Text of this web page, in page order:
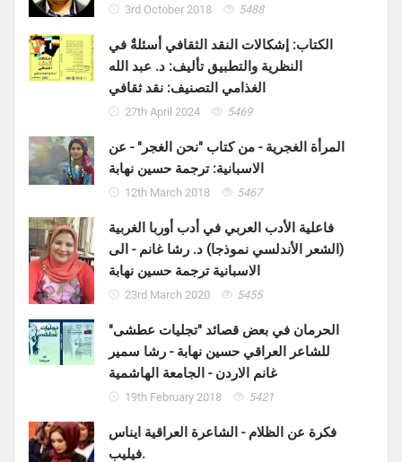
3rd October 2018 5488
الكتاب: إشكالات النقد الثقافي أسئلةٌ في
النظرية والتطبيق تأليف: د. عبد الله
الغذامي التصنيف: نقد ثقافي
27th April 2024 5469
المرأة الغجرية - من كتاب "نحن الغجر" - عن
الاسبانية: ترجمة حسين نهابة
12th March 2018 5467
فاعلية الأدب العربي في أدب أوربا الغربية
(الشعر الأندلسي نموذجا) د. رشا غانم - الى
الاسبانية ترجمة حسين نهابة
23rd March 2020 5455
الحرمان في بعض قصائد "تجليات عطشى"
للشاعر العراقي حسين نهابة - رشا سمير
غانم الاردن - الجامعة الهاشمية
19th February 2018 5421
فكرة عن الظلام - الشاعرة العراقية ايناس
فيليب.